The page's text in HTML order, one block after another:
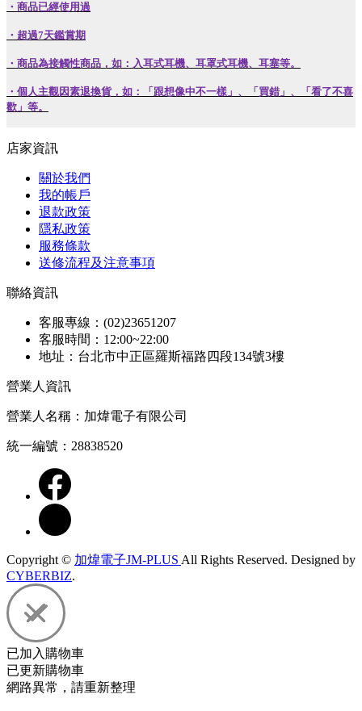
・ 商品已經使用過
・ 超過7天鑑賞期
・ 商品為接觸性商品，如：入耳式耳機、耳罩式耳機、耳塞等。
・ 個人主觀因素退換貨，如：「跟想像中不一樣」、「買錯」、「看了不喜
歡」等。
店家資訊
關於我們
我的帳戶
退款政策
隱私政策
服務條款
送修流程及注意事項
聯絡資訊
客服專線：(02)23651207
客服時間：12:00~22:00
地址：台北市中正區羅斯福路四段134號3樓
營業人資訊
營業人名稱：加煒電子有限公司
統一編號：28838520
Copyright © 加煒電子JM-PLUS All Rights Reserved. Designed by
CYBERBIZ.
已加入購物車
已更新購物車
網路異常，請重新整理